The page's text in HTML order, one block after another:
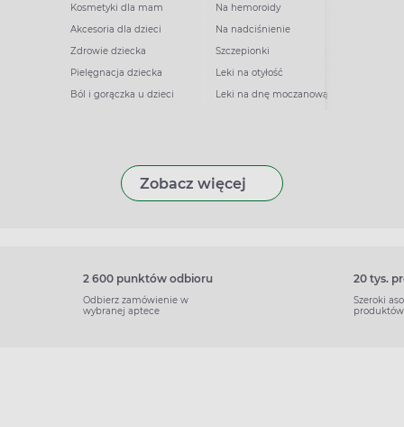
Kosmetyki dla mam
Akcesoria dla dzieci
Zdrowie dziecka
Pielęgnacja dziecka
Ból i gorączka u dzieci
Na hemoroidy
Na nadciśnienie
Szczepionki
Leki na otyłość
Leki na dnę moczanową
Zobacz więcej
2 600 punktów odbioru
Odbierz zamówienie w
wybranej aptece
20 tys.
Szeroki
produktów